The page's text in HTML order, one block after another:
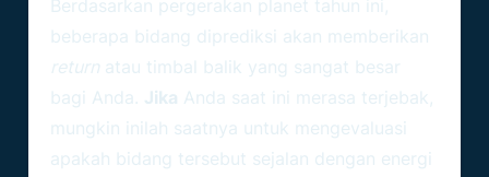
Berdasarkan pergerakan planet tahun ini,
beberapa bidang diprediksi akan memberikan
return atau timbal balik yang sangat besar
bagi Anda. Jika Anda saat ini merasa terjebak,
mungkin inilah saatnya untuk mengevaluasi
apakah bidang tersebut sejalan dengan energi